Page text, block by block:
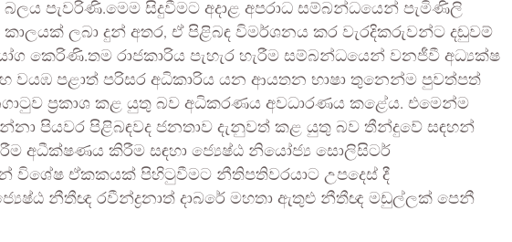
පැවරිණි.මෙම සිදුවීමට අදාළ අපරාධ සම්බන්ධයෙන් පැමිණිලි
ලබා දුන් අතර, ඒ පිළිබඳ විමර්ශනය කර වැරදිකරුවන්ට දඬුවම්
කෙරිණි.තම රාජකාරිය පැහැර හැරීම සම්බන්ධයෙන් වනජීවී අධ්‍යක්ෂ
වයඹ පළාත් පරිසර අධිකාරිය යන ආයතන භාෂා තුනෙන්ම පුවත්පත්
ප්‍රකාශ කළ යුතු බව අධිකරණය අවධාරණය කළේය. එමෙන්ම
පියවර පිළිබඳවද ජනතාව දැනුවත් කළ යුතු බව තීන්දුවේ සඳහන්
අධීක්ෂණය කිරීම සඳහා ජ්‍යෙෂ්ඨ නියෝජ්‍ය සොලිසිටර්
විශේෂ ඒකකයක් පිහිටුවීමට නීතිපතිවරයාට උපදෙස් දී
නීතීඥ රවීන්ද්‍රනාත් දාබරේ මහතා ඇතුළු නීතීඥ මඩුල්ලක් පෙනී